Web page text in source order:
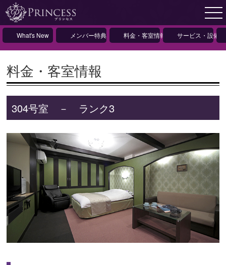
What's New メンバー特典 料金・客室情報 サービス・設備
料金・客室情報
304号室 － ランク3